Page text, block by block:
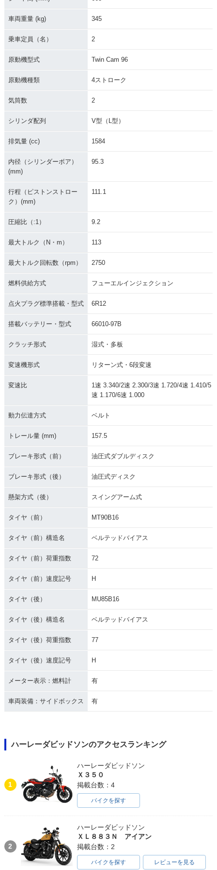
車両重量 (kg) 345
乗車定員（名） 2
原動機型式 Twin Cam 96
原動機種類 4ストローク
気筒数 2
シリンダ配列 V型（L型）
排気量 (cc) 1584
内径（シリンダーボア）
(mm)
95.3
行程（ピストンストロー
ク）(mm)
111.1
圧縮比（:1） 9.2
最大トルク（N・m） 113
最大トルク回転数（rpm） 2750
燃料供給方式 フューエルインジェクション
点火プラグ標準搭載・型式 6R12
搭載バッテリー・型式 66010-97B
クラッチ形式 湿式・多板
変速機形式 リターン式・6段変速
変速比
1速 3.340/2速 2.300/3速 1.720/4速 1.410/5
速 1.170/6速 1.000
動力伝達方式 ベルト
トレール量 (mm) 157.5
ブレーキ形式（前） 油圧式ダブルディスク
ブレーキ形式（後） 油圧式ディスク
懸架方式（後） スイングアーム式
タイヤ（前） MT90B16
タイヤ（前）構造名 ベルテッドバイアス
タイヤ（前）荷重指数 72
タイヤ（前）速度記号 H
タイヤ（後） MU85B16
タイヤ（後）構造名 ベルテッドバイアス
タイヤ（後）荷重指数 77
タイヤ（後）速度記号 H
メーター表示：燃料計 有
車両装備：サイドボックス 有
ハーレーダビッドソンのアクセスランキング
1
ハーレーダビッドソン
Ｘ３５０
掲載台数：4
バイクを探す
2
ハーレーダビッドソン
ＸＬ８８３Ｎ アイアン
掲載台数：2
バイクを探す レビューを見る